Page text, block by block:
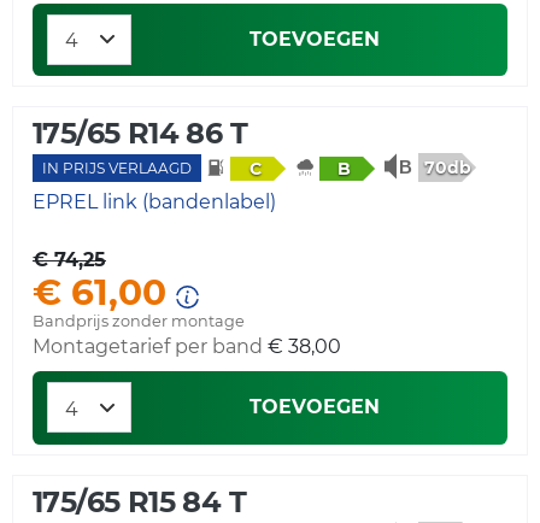
TOEVOEGEN
175/65 R14 86 T
IN PRIJS VERLAAGD C B 70db
EPREL link (bandenlabel)
€ 74,25
€ 61,00
Bandprijs zonder montage
Montagetarief per band € 38,00
TOEVOEGEN
175/65 R15 84 T